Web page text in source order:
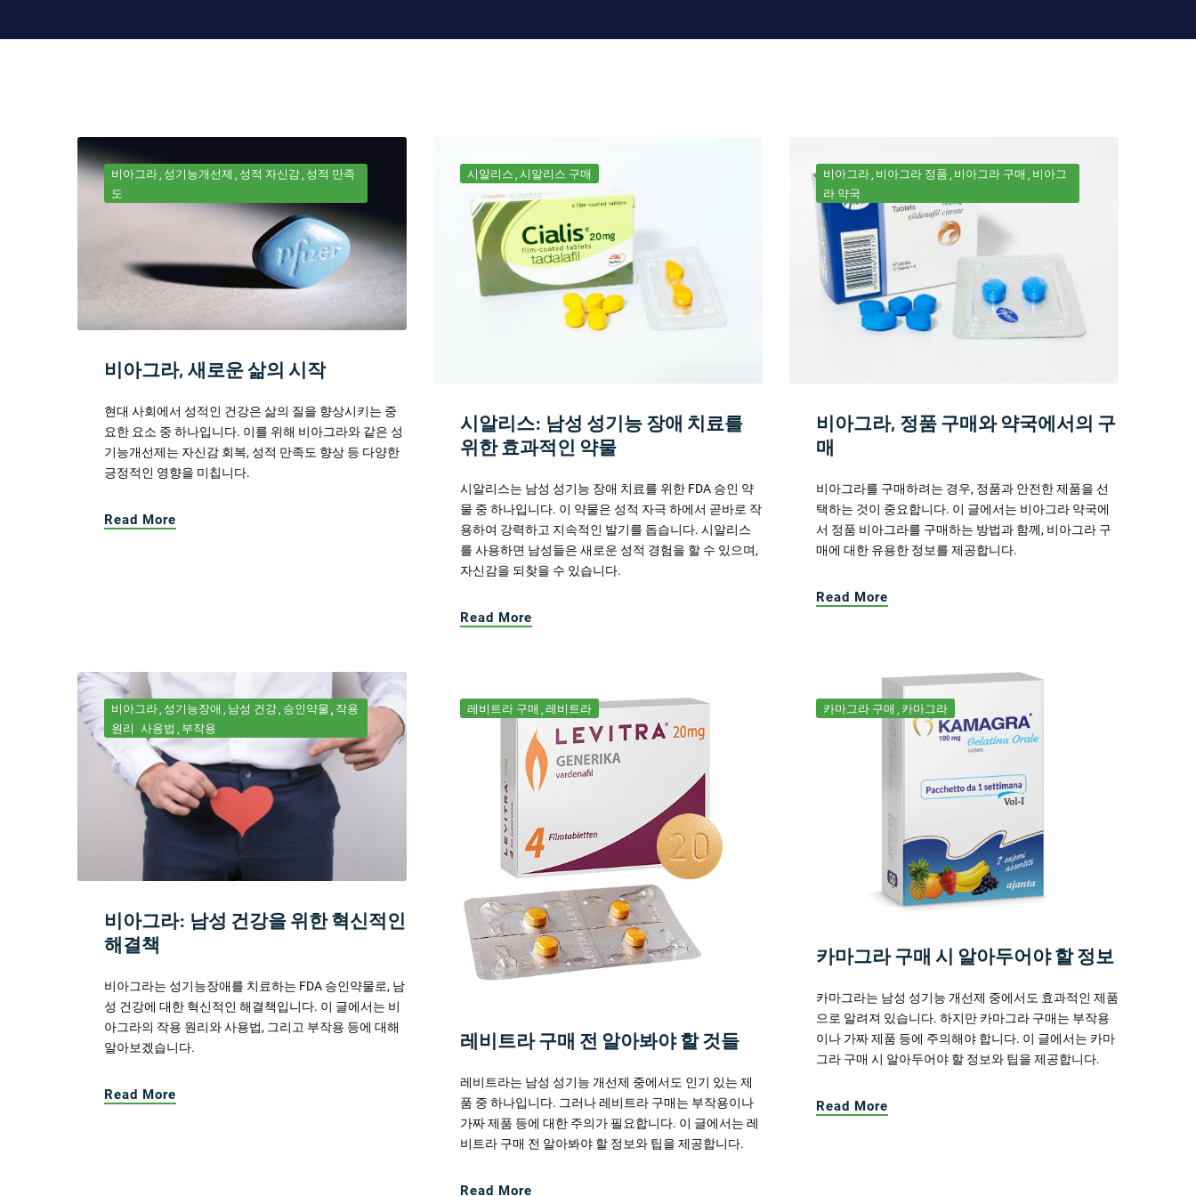
비아그라 성기능개선제 성적 자신감 성적 만족
도
비아그라, 새로운 삶의 시작
현대 사회에서 성적인 건강은 삶의 질을 향상시키는 중
요한 요소 중 하나입니다. 이를 위해 비아그라와 같은 성
기능개선제는 자신감 회복, 성적 만족도 향상 등 다양한
긍정적인 영향을 미칩니다.
Read More
시알리스 시알리스 구매
시알리스: 남성 성기능 장애 치료를
위한 효과적인 약물
시알리스는 남성 성기능 장애 치료를 위한 FDA 승인 약
물 중 하나입니다. 이 약물은 성적 자극 하에서 곧바로 작
용하여 강력하고 지속적인 발기를 돕습니다. 시알리스
를 사용하면 남성들은 새로운 성적 경험을 할 수 있으며,
자신감을 되찾을 수 있습니다.
Read More
비아그라 비아그라 정품 비아그라 구매
비아그
라 약국
비아그라, 정품 구매와 약국에서의 구
매
비아그라를 구매하려는 경우, 정품과 안전한 제품을 선
택하는 것이 중요합니다. 이 글에서는 비아그라 약국에
서 정품 비아그라를 구매하는 방법과 함께, 비아그라 구
매에 대한 유용한 정보를 제공합니다.
Read More
비아그라 성기능장애 남성 건강 승인약물 작용
원리 사용법 부작용
비아그라: 남성 건강을 위한 혁신적인
해결책
비아그라는 성기능장애를 치료하는 FDA 승인약물로, 남
성 건강에 대한 혁신적인 해결책입니다. 이 글에서는 비
아그라의 작용 원리와 사용법, 그리고 부작용 등에 대해
알아보겠습니다.
Read More
레비트라 구매 레비트라
레비트라 구매 전 알아봐야 할 것들
레비트라는 남성 성기능 개선제 중에서도 인기 있는 제
품 중 하나입니다. 그러나 레비트라 구매는 부작용이나
가짜 제품 등에 대한 주의가 필요합니다. 이 글에서는 레
비트라 구매 전 알아봐야 할 정보와 팁을 제공합니다.
Read More
카마그라 구매 카마그라
카마그라 구매 시 알아두어야 할 정보
카마그라는 남성 성기능 개선제 중에서도 효과적인 제품
으로 알려져 있습니다. 하지만 카마그라 구매는 부작용
이나 가짜 제품 등에 주의해야 합니다. 이 글에서는 카마
그라 구매 시 알아두어야 할 정보와 팁을 제공합니다.
Read More